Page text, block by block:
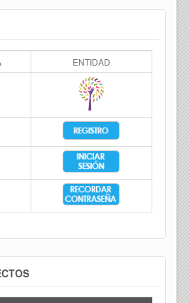
ENTIDAD